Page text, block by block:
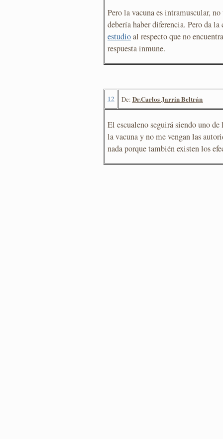
Pero la vacuna es intramuscular,
debería haber diferencia. Pero da
estudioal respecto que no
respuesta inmune.
12 De: Dr.Carlos Jarrín Beltrán
El escualeno seguirá siendo uno
la vacuna y no me vengan las
nada porque también existen los